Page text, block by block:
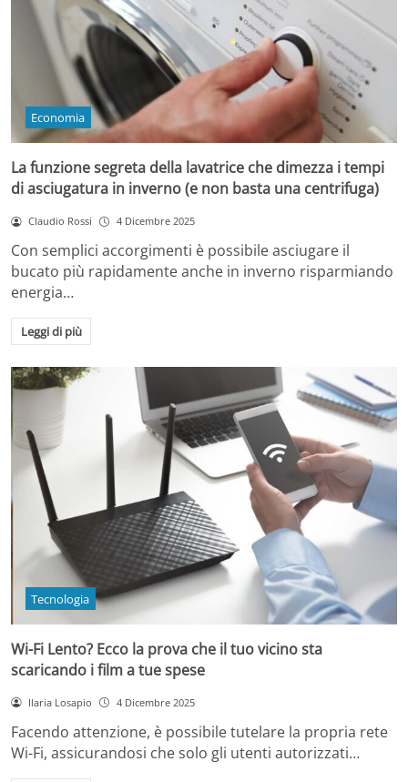
Economia
La funzione segreta della lavatrice che dimezza i tempi
di asciugatura in inverno (e non basta una centrifuga)
Claudio Rossi 4 Dicembre 2025
Con semplici accorgimenti è possibile asciugare il
bucato più rapidamente anche in inverno risparmiando
energia…
Leggi di più
Tecnologia
Wi-Fi Lento? Ecco la prova che il tuo vicino sta
scaricando i film a tue spese
Ilaria Losapio 4 Dicembre 2025
Facendo attenzione, è possibile tutelare la propria rete
Wi-Fi, assicurandosi che solo gli utenti autorizzati…